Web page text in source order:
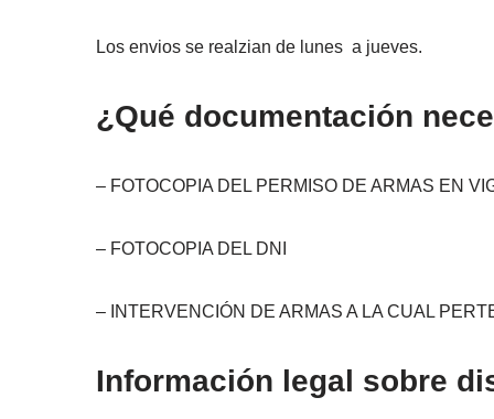
Los envios se realzian de lunes a jueves.
¿Qué documentación
– FOTOCOPIA DEL PERMISO DE ARMAS EN
– FOTOCOPIA DEL DNI
– INTERVENCIÓN DE ARMAS A LA CUAL
Información legal sobre